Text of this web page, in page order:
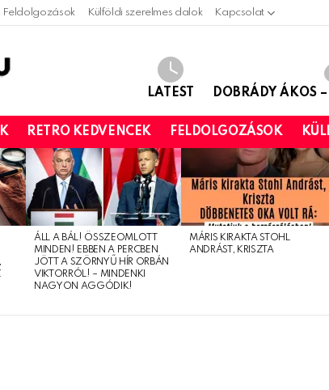
Feldolgozások Külföldi szerelmes dalok Kapcsolat
LATEST DOBRÁDY ÁKOS
RETRO KEDVENCEK FELDOLGOZÁSOK
ÁLL A BÁL! ÖSSZEOMLOTT
MINDEN! EBBEN A PERCBEN
JÖTT A SZÖRNYŰ HÍR ORBÁN
VIKTORRÓL! – MINDENKI
NAGYON AGGÓDIK!
MÁRIS KIRAKTA STOHL
ANDRÁST, KRISZTA